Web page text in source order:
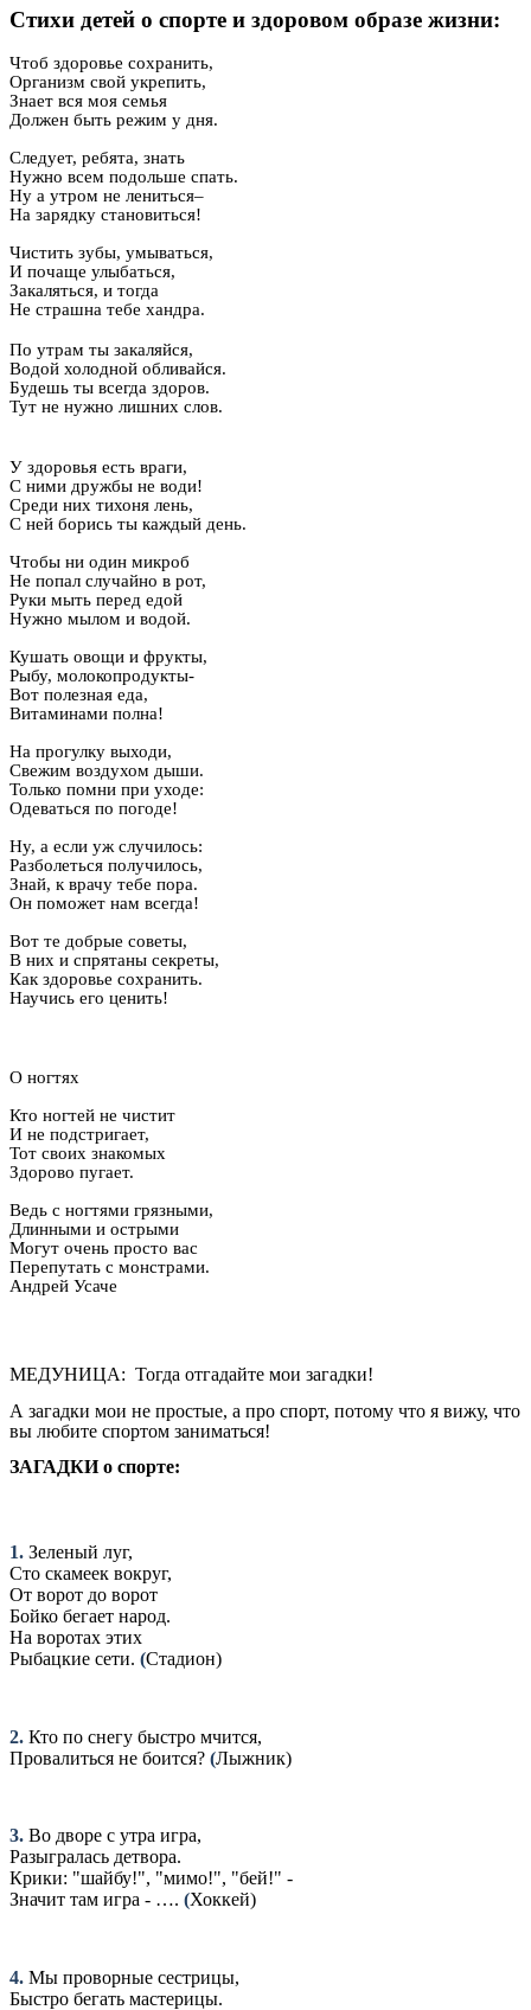
Стихи детей о спорте и здоровом образе жизни:
Чтоб здоровье сохранить,
Организм свой укрепить,
Знает вся моя семья
Должен быть режим у дня.
Следует, ребята, знать
Нужно всем подольше спать.
Ну а утром не лениться–
На зарядку становиться!
Чистить зубы, умываться,
И почаще улыбаться,
Закаляться, и тогда
Не страшна тебе хандра.
По утрам ты закаляйся,
Водой холодной обливайся.
Будешь ты всегда здоров.
Тут не нужно лишних слов.
У здоровья есть враги,
С ними дружбы не води!
Среди них тихоня лень,
С ней борись ты каждый день.
Чтобы ни один микроб
Не попал случайно в рот,
Руки мыть перед едой
Нужно мылом и водой.
Кушать овощи и фрукты,
Рыбу, молокопродукты-
Вот полезная еда,
Витаминами полна!
На прогулку выходи,
Свежим воздухом дыши.
Только помни при уходе:
Одеваться по погоде!
Ну, а если уж случилось:
Разболеться получилось,
Знай, к врачу тебе пора.
Он поможет нам всегда!
Вот те добрые советы,
В них и спрятаны секреты,
Как здоровье сохранить.
Научись его ценить!
О ногтях
Кто ногтей не чистит
И не подстригает,
Тот своих знакомых
Здорово пугает.
Ведь с ногтями грязными,
Длинными и острыми
Могут очень просто вас
Перепутать с монстрами.
Андрей Усаче
МЕДУНИЦА: Тогда отгадайте мои загадки!
А загадки мои не простые, а про спорт, потому что я вижу, что
вы любите спортом заниматься!
ЗАГАДКИ о спорте:
1. Зеленый луг,
Сто скамеек вокруг,
От ворот до ворот
Бойко бегает народ.
На воротах этих
Рыбацкие сети. (Стадион)
2. Кто по снегу быстро мчится,
Провалиться не боится? (Лыжник)
3. Во дворе с утра игра,
Разыгралась детвора.
Крики: "шайбу!", "мимо!", "бей!" -
Значит там игра - …. (Хоккей)
4. Мы проворные сестрицы,
Быстро бегать мастерицы.